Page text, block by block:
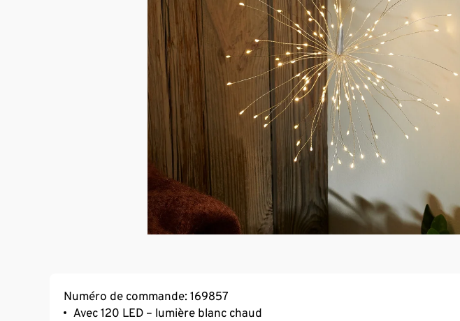
Numéro de commande: 169857
Avec 120 LED – lumière blanc chaud